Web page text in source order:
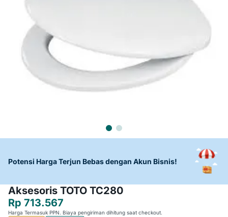
Potensi Harga Terjun Bebas dengan Akun Bisnis!
Aksesoris TOTO TC280
Rp 713.567
Harga Termasuk PPN. Biaya pengiriman dihitung saat checkout.